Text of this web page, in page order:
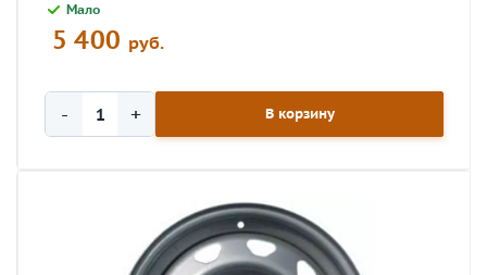
Мало
5 400 руб.
- + В корзину